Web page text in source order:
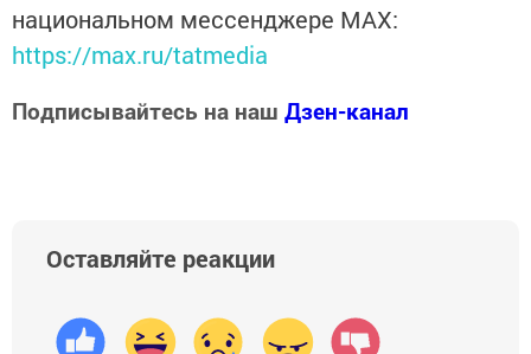
национальном мессенджере MАХ:
https://max.ru/tatmedia
Подписывайтесь на наш Дзен-канал
Оставляйте реакции